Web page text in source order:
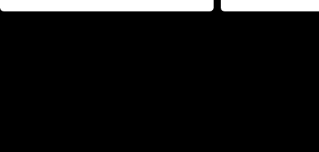
Pottera přišla s ráznou
přichází s